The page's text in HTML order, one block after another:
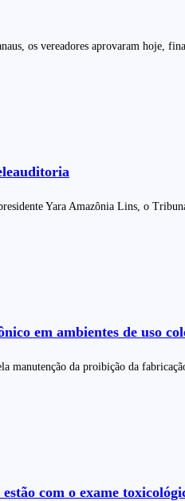
os vereadores aprovaram hoje,
Yara Amazônia Lins, o
em ambientes de uso
da proibição da
com o exame